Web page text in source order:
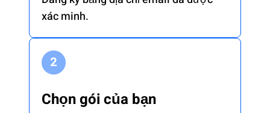
xác minh.
Chọn gói của bạn